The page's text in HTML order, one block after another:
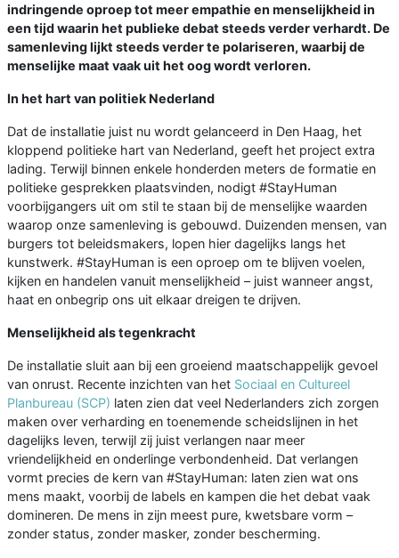
indringende oproep tot meer empathie en menselijkheid in
een tijd waarin het publieke debat steeds verder verhardt. De
samenleving lijkt steeds verder te polariseren, waarbij de
menselijke maat vaak uit het oog wordt verloren.
In het hart van politiek Nederland
Dat de installatie juist nu wordt gelanceerd in Den Haag, het
kloppend politieke hart van Nederland, geeft het project extra
lading. Terwijl binnen enkele honderden meters de formatie en
politieke gesprekken plaatsvinden, nodigt #StayHuman
voorbijgangers uit om stil te staan bij de menselijke waarden
waarop onze samenleving is gebouwd. Duizenden mensen, van
burgers tot beleidsmakers, lopen hier dagelijks langs het
kunstwerk. #StayHuman is een oproep om te blijven voelen,
kijken en handelen vanuit menselijkheid – juist wanneer angst,
haat en onbegrip ons uit elkaar dreigen te drijven.
Menselijkheid als tegenkracht
De installatie sluit aan bij een groeiend maatschappelijk gevoel
van onrust. Recente inzichten van het Sociaal en Cultureel
Planbureau (SCP) laten zien dat veel Nederlanders zich zorgen
maken over verharding en toenemende scheidslijnen in het
dagelijks leven, terwijl zij juist verlangen naar meer
vriendelijkheid en onderlinge verbondenheid. Dat verlangen
vormt precies de kern van #StayHuman: laten zien wat ons
mens maakt, voorbij de labels en kampen die het debat vaak
domineren. De mens in zijn meest pure, kwetsbare vorm –
zonder status, zonder masker, zonder bescherming.